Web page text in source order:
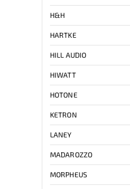
H&H
HARTKE
HILL AUDIO
HIWATT
HOTONE
KETRON
LANEY
MADAROZZO
MORPHEUS